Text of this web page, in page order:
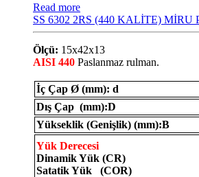
Read more
SS 6302 2RS (440 KALİTE) MİRU
Ölçü: 15x42x13
AISI 440 Paslanmaz rulman.
İç Çap Ø (mm): d
Dış Çap (mm):D
Yükseklik (Genişlik) (mm):B
Yük Derecesi
Dinamik Yük (CR)
Satatik Yük (COR)